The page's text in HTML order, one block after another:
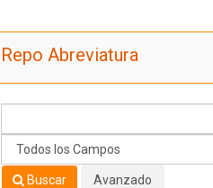
Repo Abreviatura
Buscar Avanzado